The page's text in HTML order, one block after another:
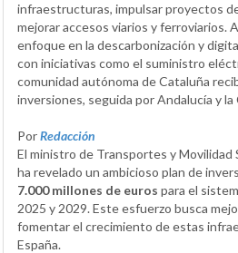
infraestructuras, impulsar proyectos
mejorar accesos viarios y ferroviarios.
enfoque en la descarbonización y
con iniciativas como el suministro
comunidad autónoma de Cataluña
inversiones, seguida por Andalucía y la
PorRedacción
El ministro de Transportes y
ha revelado un ambicioso plan de
7.000 millones de euros para el
2025 y 2029. Este esfuerzo busca
fomentar el crecimiento de estas
España.